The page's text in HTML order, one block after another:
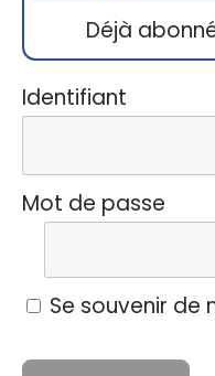
Déjà
Identifiant
Mot de passe
Se souvenir de